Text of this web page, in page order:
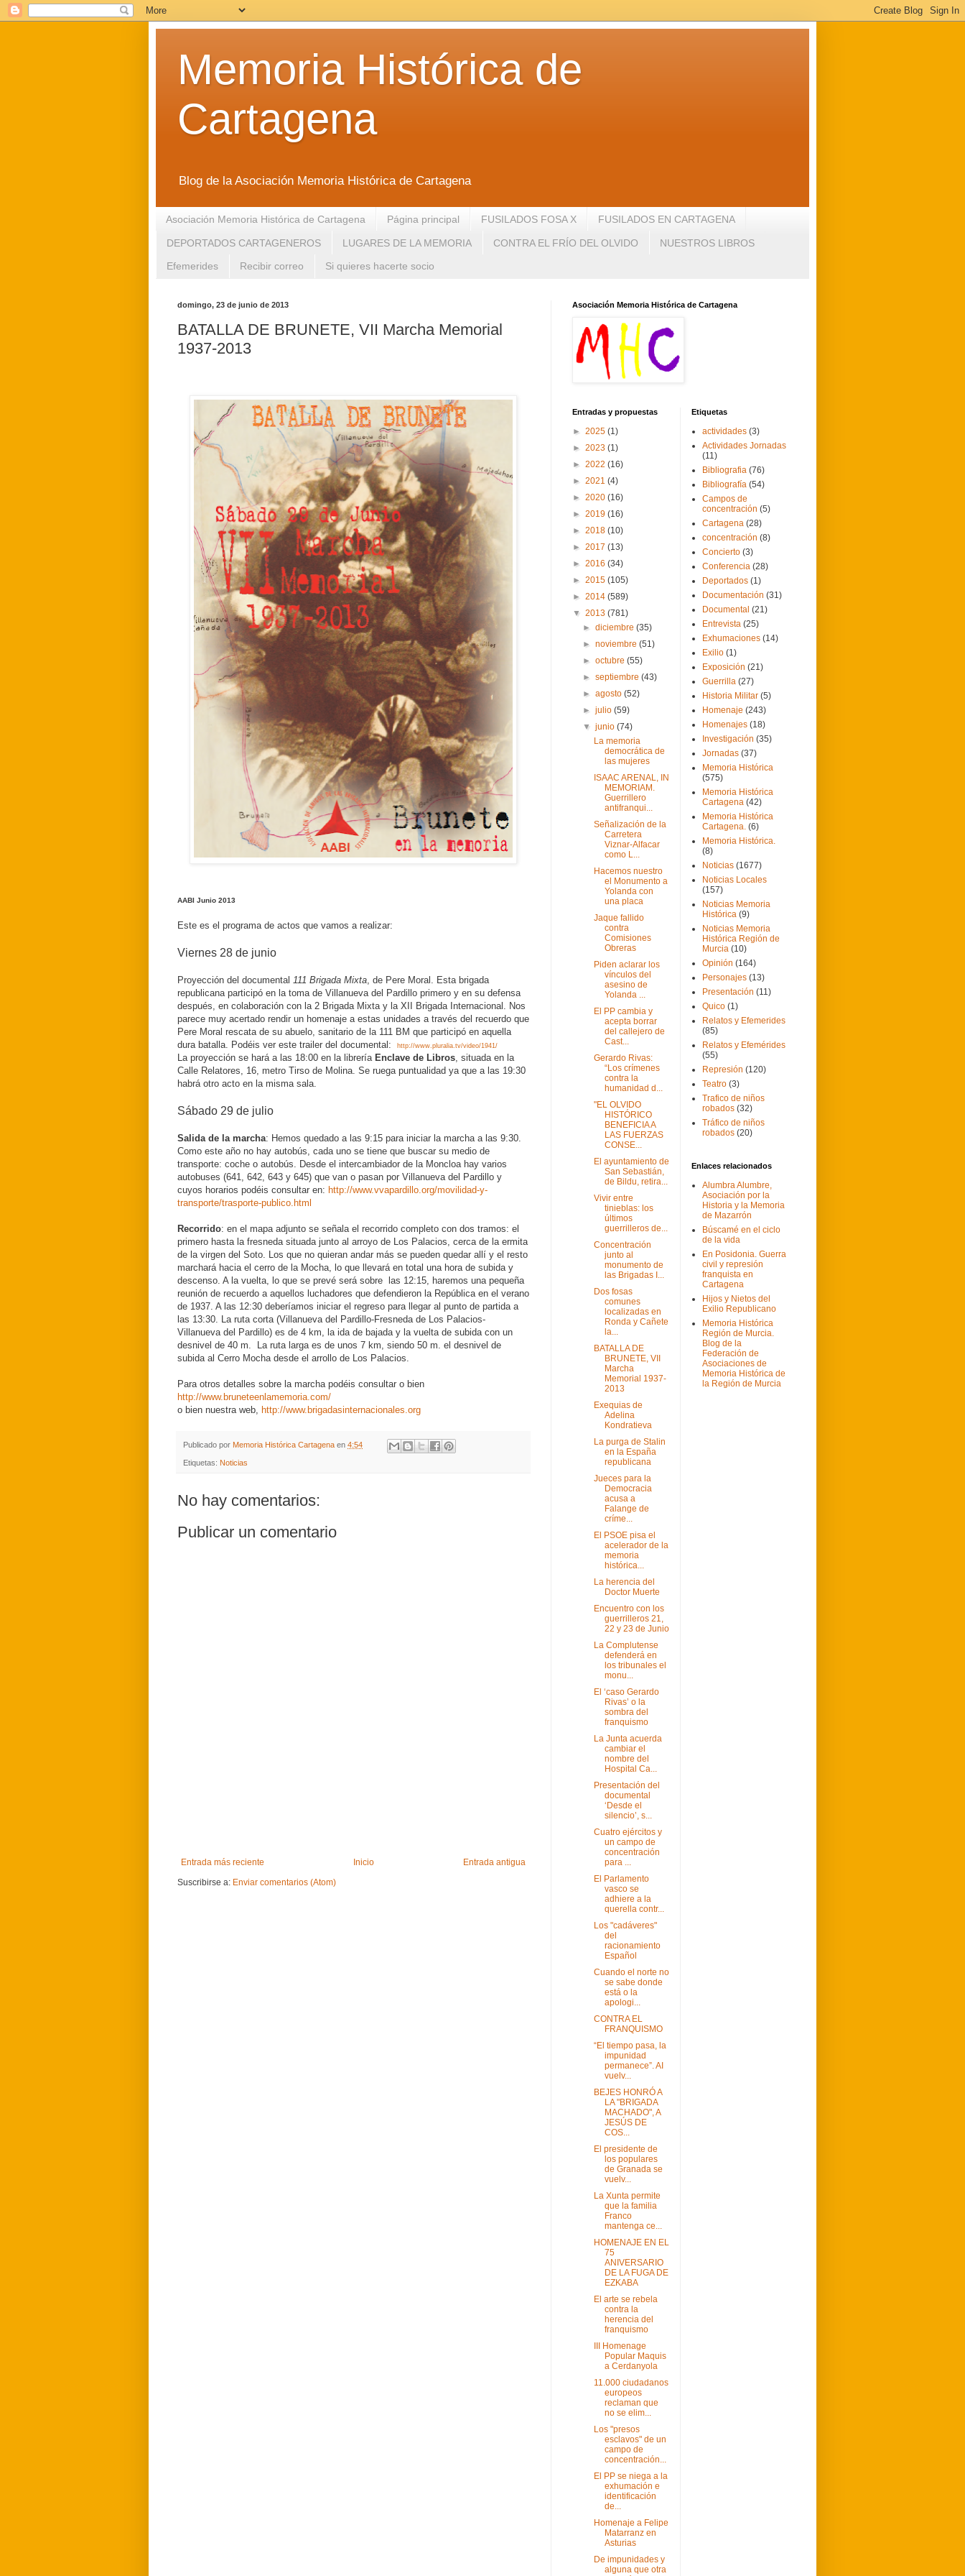
Memoria Histórica de
Cartagena
Blog de la Asociación Memoria Histórica de Cartagena
Asociación Memoria Histórica de Cartagena Página principal FUSILADOS FOSA X FUSILADOS EN CARTAGENA
DEPORTADOS CARTAGENEROS LUGARES DE LA MEMORIA CONTRA EL FRÍO DEL OLVIDO NUESTROS LIBROS
Efemerides Recibir correo Si quieres hacerte socio
domingo, 23 de junio de 2013
BATALLA DE BRUNETE, VII Marcha Memorial
1937-2013
AABI Junio 2013
Este es el programa de actos que vamos a realizar:
Viernes 28 de junio
Proyección del documental 111 Brigada Mixta, de Pere Moral. Esta brigada
republicana participó en la toma de Villanueva del Pardillo primero y en su defensa
después, en colaboración con la 2 Brigada Mixta y la XII Brigada Internacional. Nos
parece muy acertado rendir un homenaje a estas unidades a través del recuerdo que
Pere Moral rescata de su abuelo, sanitario de la 111 BM que participó en aquella
dura batalla. Podéis ver este trailer del documental:
http://www.pluralia.tv/video/1941/
La proyección se hará a las 18:00 en la librería Enclave de Libros, situada en la
Calle Relatores, 16, metro Tirso de Molina. Se ruega puntualidad ya que a las 19:30
habrá otro acto en la misma sala.
Sábado 29 de julio
Salida de la marcha: Hemos quedado a las 9:15 para iniciar la marcha a las 9:30.
Como este año no hay autobús, cada uno se tiene que buscar su medio de
transporte: coche o autobús. Desde el intercambiador de la Moncloa hay varios
autobuses (641, 642, 643 y 645) que van o pasan por Villanueva del Pardillo y
cuyos horarios podéis consultar en: http://www.vvapardillo.org/movilidad-y-
transporte/trasporte-publico.html
Recorrido: en el mapa adjunto se señala el recorrido completo con dos tramos: el
primero hasta la fresneda situada junto al arroyo de Los Palacios, cerca de la ermita
de la virgen del Soto. Los que no quieran andar más se pueden quedar allí y el resto
marchará hacia el cerro de la Mocha, lo que llevará en total una hora de subida y
descenso. A la vuelta, lo que se prevé será sobre las 12:15, haremos una pequeña
reunión de recuerdo a aquellos luchadores que defendieron la República en el verano
de 1937. A las 12:30 deberíamos iniciar el regreso para llegar al punto de partida a
las 13:30. La ruta corta (Villanueva del Pardillo-Fresneda de Los Palacios-
Villanueva del Pardillo) es de 4 km, la ida de bajada y la vuelta de subida con un
desnivel de 40 m. La ruta larga es de unos 7 km, siendo 50 m. el desnivel de
subida al Cerro Mocha desde el arrollo de Los Palacios.
Para otros detalles sobre la marcha podéis consultar o bien
http://www.bruneteenlamemoria.com/
o bien nuestra web, http://www.brigadasinternacionales.org
Publicado por Memoria Histórica Cartagena en 4:54
Etiquetas: Noticias
No hay comentarios:
Publicar un comentario
Entrada más reciente Entrada antigua
Inicio
Suscribirse a: Enviar comentarios (Atom)
Asociación Memoria Histórica de Cartagena
Entradas y propuestas
► 2025 (1)
► 2023 (1)
► 2022 (16)
► 2021 (4)
► 2020 (16)
► 2019 (16)
► 2018 (10)
► 2017 (13)
► 2016 (34)
► 2015 (105)
► 2014 (589)
▼ 2013 (781)
►diciembre(35)
►noviembre(51)
►octubre(55)
►septiembre(43)
►agosto(52)
►julio(59)
▼junio(74)
La memoria
democrática de
las mujeres
ISAAC ARENAL, IN
MEMORIAM.
Guerrillero
antifranqui...
Señalización de la
Carretera
Viznar-Alfacar
como L...
Hacemos nuestro
el Monumento a
Yolanda con
una placa
Jaque fallido
contra
Comisiones
Obreras
Piden aclarar los
vínculos del
asesino de
Yolanda ...
El PP cambia y
acepta borrar
del callejero de
Cast...
Gerardo Rivas:
“Los crímenes
contra la
humanidad d...
"EL OLVIDO
HISTÓRICO
BENEFICIA A
LAS FUERZAS
CONSE...
El ayuntamiento de
San Sebastián,
de Bildu, retira...
Vivir entre
tinieblas: los
últimos
guerrilleros de...
Concentración
junto al
monumento de
las Brigadas I...
Dos fosas
comunes
localizadas en
Ronda y Cañete
la...
BATALLA DE
BRUNETE, VII
Marcha
Memorial 1937-
2013
Exequias de
Adelina
Kondratieva
La purga de Stalin
en la España
republicana
Jueces para la
Democracia
acusa a
Falange de
críme...
El PSOE pisa el
acelerador de la
memoria
histórica...
La herencia del
Doctor Muerte
Encuentro con los
guerrilleros 21,
22 y 23 de Junio
La Complutense
defenderá en
los tribunales el
monu...
El ‘caso Gerardo
Rivas’ o la
sombra del
franquismo
La Junta acuerda
cambiar el
nombre del
Hospital Ca...
Presentación del
documental
‘Desde el
silencio’, s...
Cuatro ejércitos y
un campo de
concentración
para ...
El Parlamento
vasco se
adhiere a la
querella contr...
Los "cadáveres"
del
racionamiento
Español
Cuando el norte no
se sabe donde
está o la
apologi...
CONTRA EL
FRANQUISMO
“El tiempo pasa, la
impunidad
permanece”. AI
vuelv...
BEJES HONRÓ A
LA "BRIGADA
MACHADO", A
JESÚS DE
COS...
El presidente de
los populares
de Granada se
vuelv...
La Xunta permite
que la familia
Franco
mantenga ce...
HOMENAJE EN EL
75
ANIVERSARIO
DE LA FUGA DE
EZKABA
El arte se rebela
contra la
herencia del
franquismo
III Homenage
Popular Maquis
a Cerdanyola
11.000 ciudadanos
europeos
reclaman que
no se elim...
Los "presos
esclavos" de un
campo de
concentración...
El PP se niega a la
exhumación e
identificación
de...
Homenaje a Felipe
Matarranz en
Asturias
De impunidades y
alguna que otra
Etiquetas
actividades (3)
Actividades Jornadas
(11)
Bibliografia (76)
Bibliografía (54)
Campos de
concentración (5)
Cartagena (28)
concentración (8)
Concierto (3)
Conferencia (28)
Deportados (1)
Documentación (31)
Documental (21)
Entrevista (25)
Exhumaciones (14)
Exilio (1)
Exposición (21)
Guerrilla (27)
Historia Militar (5)
Homenaje (243)
Homenajes (18)
Investigación (35)
Jornadas (37)
Memoria Histórica
(575)
Memoria Histórica
Cartagena (42)
Memoria Histórica
Cartagena. (6)
Memoria Histórica.
(8)
Noticias (1677)
Noticias Locales
(157)
Noticias Memoria
Histórica (9)
Noticias Memoria
Histórica Región de
Murcia (10)
Opinión (164)
Personajes (13)
Presentación (11)
Quico (1)
Relatos y Efemerides
(85)
Relatos y Efemérides
(55)
Represión (120)
Teatro (3)
Trafico de niños
robados (32)
Tráfico de niños
robados (20)
Enlaces relacionados
Alumbra Alumbre,
Asociación por la
Historia y la Memoria
de Mazarrón
Búscamé en el ciclo
de la vida
En Posidonia. Guerra
civil y represión
franquista en
Cartagena
Hijos y Nietos del
Exilio Republicano
Memoria Histórica
Región de Murcia.
Blog de la
Federación de
Asociaciones de
Memoria Histórica de
la Región de Murcia